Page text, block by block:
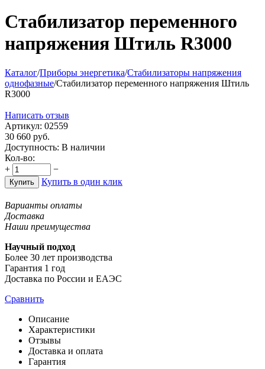
Стабилизатор переменного
напряжения Штиль R3000
Каталог/Приборы энергетика/Стабилизаторы напряжения
однофазные/Стабилизатор переменного напряжения Штиль
R3000
Написать отзыв
Артикул: 02559
30 660 руб.
Доступность: В наличии
Кол-во:
+
−
Купить Купить в один клик
Варианты оплаты
Доставка
Наши преимущества
Научный подход
Более 30 лет производства
Гарантия 1 год
Доставка по России и ЕАЭС
Сравнить
Описание
Характеристики
Отзывы
Доставка и оплата
Гарантия